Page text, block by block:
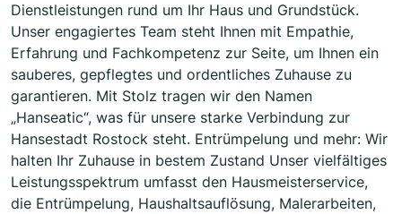
Dienstleistungen rund um Ihr Haus und Grundstück.
Unser engagiertes Team steht Ihnen mit Empathie,
Erfahrung und Fachkompetenz zur Seite, um Ihnen ein
sauberes, gepflegtes und ordentliches Zuhause zu
garantieren. Mit Stolz tragen wir den Namen
„Hanseatic“, was für unsere starke Verbindung zur
Hansestadt Rostock steht. Entrümpelung und mehr: Wir
halten Ihr Zuhause in bestem Zustand Unser vielfältiges
Leistungsspektrum umfasst den Hausmeisterservice,
die Entrümpelung, Haushaltsauflösung, Malerarbeiten,